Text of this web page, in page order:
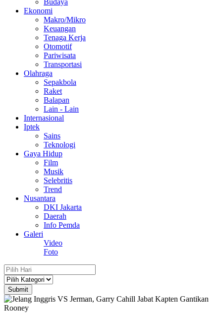
Ekonomi
Makro/Mikro
Keuangan
Tenaga Kerja
Otomotif
Pariwisata
Transportasi
Olahraga
Sepakbola
Raket
Balapan
Lain - Lain
Internasional
Iptek
Sains
Teknologi
Gaya Hidup
Film
Musik
Selebritis
Trend
Nusantara
DKI Jakarta
Daerah
Info Pemda
Galeri
Video
Foto
Submit